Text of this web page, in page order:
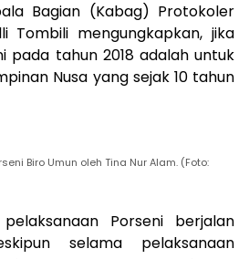
Bagian (Kabag) Protokoler
Tombili mengungkapkan, jika
pada tahun 2018 adalah untuk
Nusa yang sejak 10 tahun
Biro Umun oleh Tina Nur Alam. (Foto:
Porseni berjalan
selama pelaksanaan